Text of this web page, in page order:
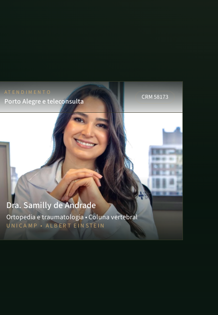
ATENDIMENTO
Porto Alegre e teleconsulta CRM 58173
Dra. Samilly de Andrade
Ortopedia e traumatologia • Coluna vertebral
UNICAMP • ALBERT EINSTEIN